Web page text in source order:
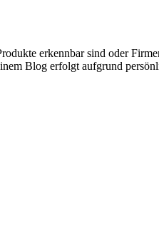
erkennbar sind oder
Blog erfolgt aufgrund